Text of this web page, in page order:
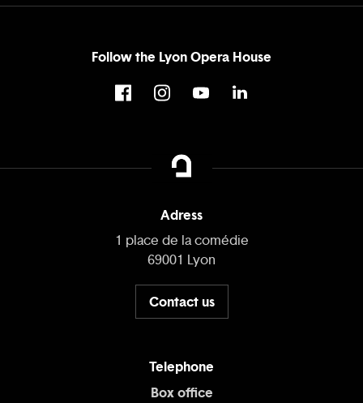
Follow the Lyon Opera House
Adress
1 place de la comédie
69001 Lyon
Contact us
Telephone
Box office